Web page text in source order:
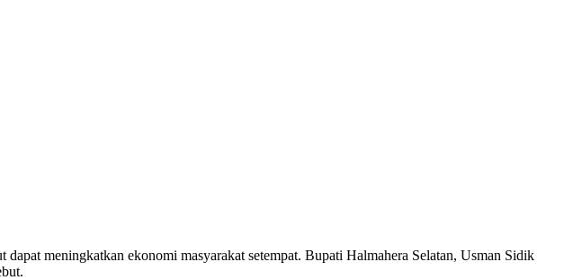
meningkatkan ekonomi masyarakat setempat. Bupati Halmahera Selatan, Usman Sidik